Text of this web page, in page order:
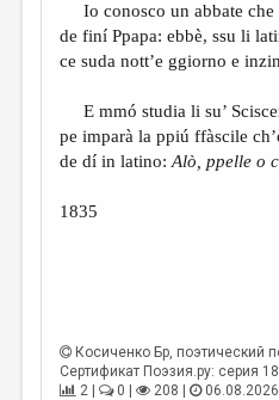
КУЛЬТУРОВЕДЕНИЕ
ПУБЛИЦИСТИКА
РЕЦЕНЗИРОВАНИЕ
ЦИКЛЫ ПУБЛИКАЦИЙ
Io conosco un abbate che
de finí Ppapa: ebbè, ssu li
ce suda nott’e ggiorno e
E mmó studia li su’
pe imparà la ppiú ffàscile
de dí in latino:Alò, ppelle o
1835
Косиченко Бр, поэтический
Сертификат Поэзия.ру: серия
2 |
0 | 208 |